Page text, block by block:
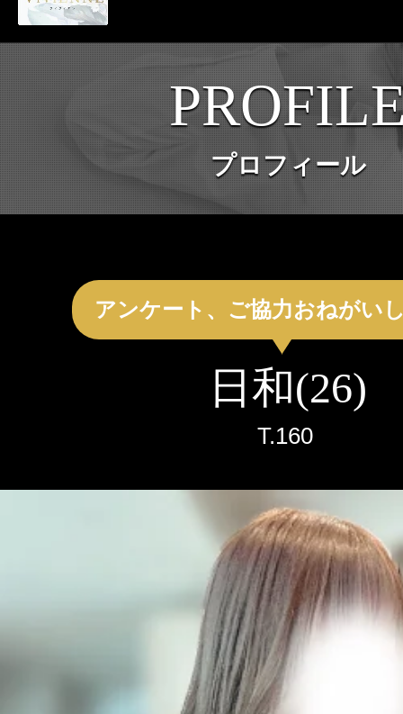
メンズエステ店
お店を探す
お店検索ページへ
鳥取 島根 岡山
香川
高知
ジャンルから探す
マンション(個室)
セラピスト
セラピストを探す
セラピスト検索ページ
本日出勤のセラピスト
即セラ
エリアから探す
島根 岡山
徳島
クーポン
ギャラリー
プロフィール
アンケート、ご協力おねがい
日和(26)
T.160